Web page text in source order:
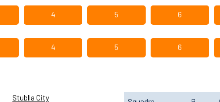
4 5 6
4 5 6
Stublla City